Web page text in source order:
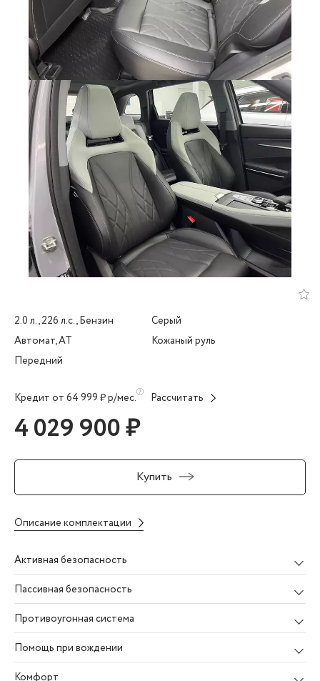
2.0 л., 226 л.с., Бензин
Автомат, AT
Передний
Серый
Кожаный руль
Кредит от 64 999 ₽ р/мес. Рассчитать
4 029 900 ₽
Купить
Описание комплектации
Активная безопасность
Пассивная безопасность
Противоугонная система
Помощь при вождении
Комфорт